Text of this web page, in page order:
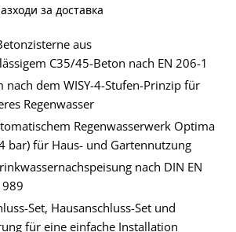
за доставка
aus
C35/45-Beton nach EN 206-1
nach dem WISY-4-Stufen-Prinzip für
Regenwasser
Regenwasserwerk Optima
bar) für Haus- und Gartennutzung
nach DIN EN
Set, Hausanschluss-Set und
für eine einfache Installation